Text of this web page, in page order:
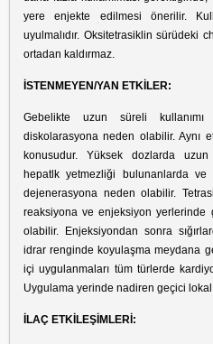
yere enjekte edilmesi önerilir.
uyulmalıdır. Oksitetrasiklin sürüdeki
ortadan kaldırmaz.
İSTENMEYEN/YAN ETKİLER:
Gebelikte uzun süreli
diskolarasyona neden olabilir. Aynı
konusudur. Yüksek dozlarda uzun
hepatlk yetmezliği bulunanlarda
dejenerasyona neden olabilir.
reaksiyona ve enjeksiyon
olabilir. Enjeksiyondan sonra
idrar renginde koyulaşma meydana
içi uygulanmaları tüm türlerde
Uygulama yerinde nadiren geçici
İLAÇ ETKİLEŞİMLERİ: